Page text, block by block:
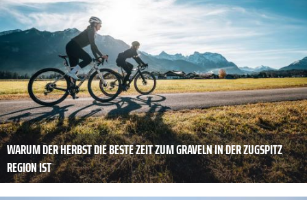
WARUM DER HERBST DIE BESTE ZEIT ZUM GRAVELN IN DER ZUGSPITZ
REGION IST